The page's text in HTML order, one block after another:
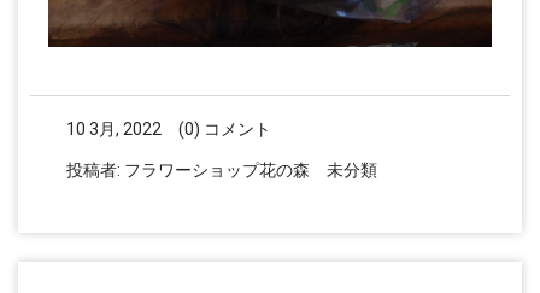
10 3月, 2022 (0) コメント
投稿者: フラワーショップ花の森 未分類